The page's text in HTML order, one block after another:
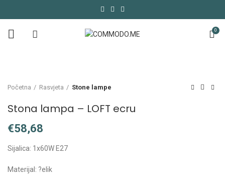
0
Početna Rasvjeta Stone lampe
Stona lampa – LOFT ecru
€
Sijalica: 1x60W E27
Materijal: ?elik